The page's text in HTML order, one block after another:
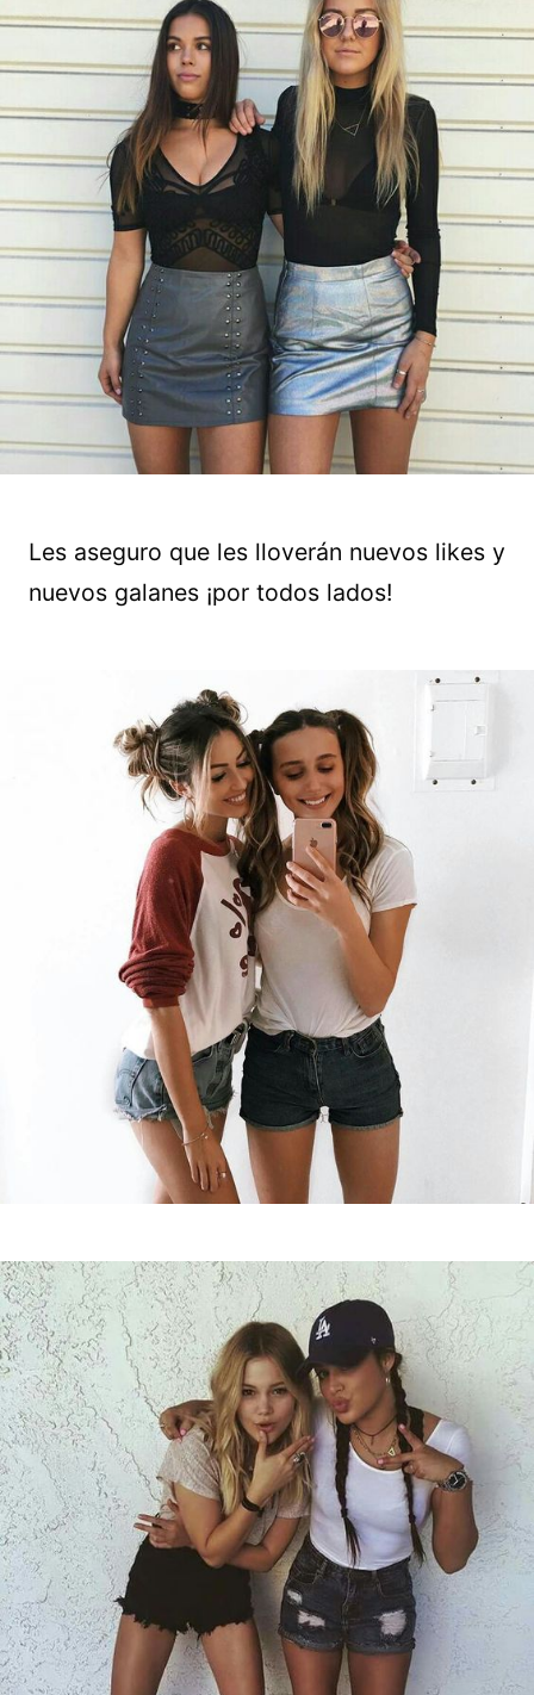
Les aseguro que les lloverán nuevos likes y
nuevos galanes ¡por todos lados!